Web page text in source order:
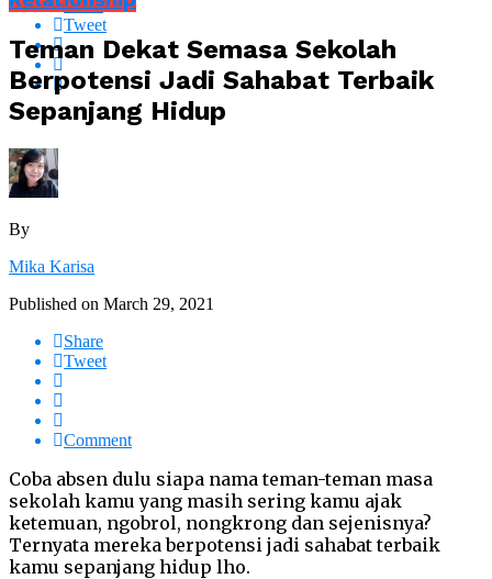
Share
Tweet
Teman Dekat Semasa Sekolah
Berpotensi Jadi Sahabat Terbaik
Sepanjang Hidup
By
Mika Karisa
Published on March 29, 2021
Share
Tweet
Comment
Coba absen dulu siapa nama teman-teman masa
sekolah kamu yang masih sering kamu ajak
ketemuan, ngobrol, nongkrong dan sejenisnya?
Ternyata mereka berpotensi jadi sahabat terbaik
kamu sepanjang hidup lho.